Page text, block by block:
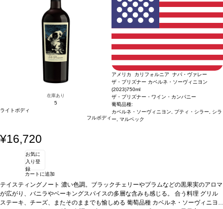
在庫あり
5
ライトボディ
フルボディ
アメリカ カリフォルニア ナパ・ヴァレー
ザ・プリズナー カベルネ・ソーヴィニヨン
(2023)750ml
ザ・プリズナー・ワイン・カンパニー
葡萄品種:
カベルネ・ソーヴィニヨン, プティ・シラー, シラ
ー, マルベック
¥16,720
お気に
入り登
録
カートに追加
テイスティングノート 濃い色調。ブラックチェリーやプラムなどの黒果実のアロマ
が広がり、バニラやベーキングスパイスの多層な含みも感じる。 合う料理 グリル
ステーキ、チーズ、またそのままでも愉しめる 葡萄品種 カベルネ・ソーヴィニヨ